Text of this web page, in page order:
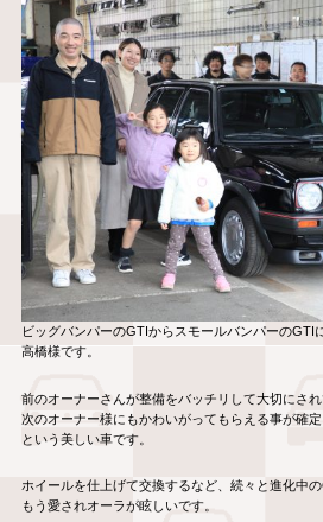
ビッグバンパーのGTIからスモールバンパーのGTI
高橋様です。
前のオーナーさんが整備をバッチリして大切にされ
次のオーナー様にもかわいがってもらえる事が確定
という美しい車です。
ホイールを仕上げて交換するなど、続々と進化中の
もう愛されオーラが眩しいです。